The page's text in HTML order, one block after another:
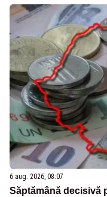
6 aug. 2026, 08:07
Săptămână decisivă